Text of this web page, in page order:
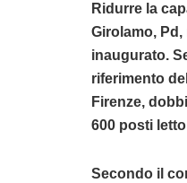
Ridurre la
Girolamo,
inaugurato.
riferimento
Firenze,
600 posti
Secondo il